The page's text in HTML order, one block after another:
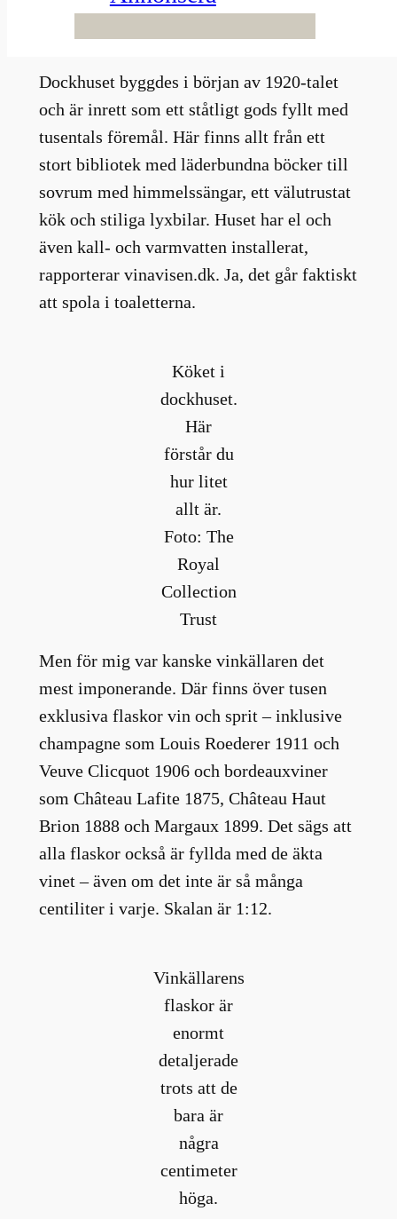
komplett med en vinkällare av det bättre
slaget. Missa inte filmen.
Dockhuset byggdes i början av 1920-talet
och är inrett som ett ståtligt gods fyllt med
tusentals föremål. Här finns allt från ett
stort bibliotek med läderbundna böcker till
sovrum med himmelssängar, ett välutrustat
kök och stiliga lyxbilar. Huset har el och
även kall- och varmvatten installerat,
rapporterar vinavisen.dk. Ja, det går faktiskt
att spola i toaletterna.
Köket i
dockhuset.
Här
förstår du
hur litet
allt är.
Foto: The
Royal
Collection
Trust
Men för mig var kanske vinkällaren det
mest imponerande. Där finns över tusen
exklusiva flaskor vin och sprit – inklusive
champagne som Louis Roederer 1911 och
Veuve Clicquot 1906 och bordeauxviner
som Château Lafite 1875, Château Haut
Brion 1888 och Margaux 1899. Det sägs att
alla flaskor också är fyllda med de äkta
vinet – även om det inte är så många
centiliter i varje. Skalan är 1:12.
Vinkällarens
flaskor är
enormt
detaljerade
trots att de
bara är
några
centimeter
höga.